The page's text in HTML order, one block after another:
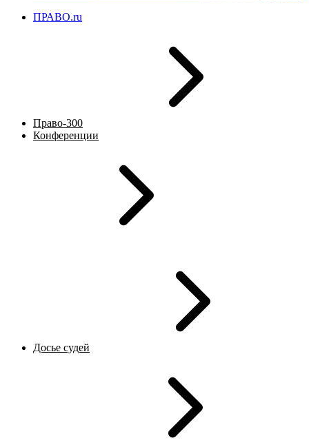
ПРАВО.ru
Право-300
Конференции
Досье судей